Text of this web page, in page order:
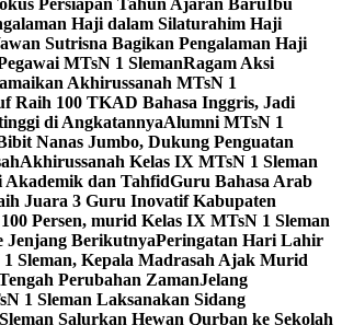
Persiapan Tahun Ajaran BaruIbu
Haji dalam Silaturahim Haji
Sutrisna Bagikan Pengalaman Haji
MTsN 1 SlemanRagam Aksi
Akhirussanah MTsN 1
Raih 100 TKAD Bahasa Inggris, Jadi
di AngkatannyaAlumni MTsN 1
Nanas Jumbo, Dukung Penguatan
Akhirussanah Kelas IX MTsN 1 Sleman
Akademik dan TahfidGuru Bahasa Arab
Juara 3 Guru Inovatif Kabupaten
Persen, murid Kelas IX MTsN 1 Sleman
Jenjang BerikutnyaPeringatan Hari Lahir
1 Sleman, Kepala Madrasah Ajak Murid
Perubahan ZamanJelang
1 Sleman Laksanakan Sidang
Salurkan Hewan Qurban ke Sekolah